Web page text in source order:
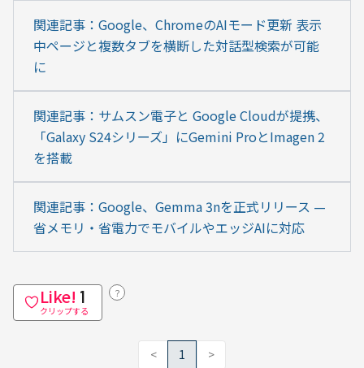
関連記事：Google、ChromeのAIモード更新 表示
中ページと複数タブを横断した対話型検索が可能
に
関連記事：サムスン電子と Google Cloudが提携、
「Galaxy S24シリーズ」にGemini ProとImagen 2
を搭載
関連記事：Google、Gemma 3nを正式リリース —
省メモリ・省電力でモバイルやエッジAIに対応
Like! 1
クリップする
？
< 1 >